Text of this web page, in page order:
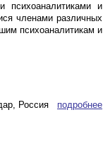
психоаналитиками и
членами различных
психоаналитикам и
Россия подробнее